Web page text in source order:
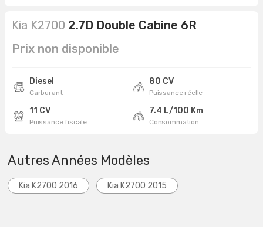
Kia K2700 2.7D Double Cabine 6R
Prix non disponible
Diesel
Carburant
80 CV
Puissance réelle
11 CV
Puissance fiscale
7.4 L/100 Km
Consommation
Autres Années Modèles
Kia K2700 2016 Kia K2700 2015